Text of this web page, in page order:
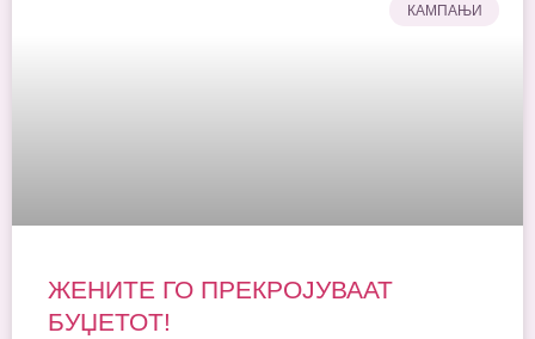
КАМПАЊИ
ЖЕНИТЕ ГО ПРЕКРОЈУВААТ
БУЏЕТОТ!